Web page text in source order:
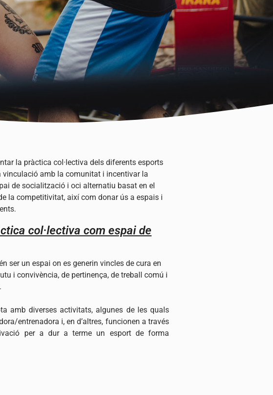
la pràctica col·lectiva dels diferents esports
vinculació amb la comunitat i incentivar la
de socialització i oci alternatiu basat en el
la competitivitat, així com donar ús a espais i
col·lectiva com espai de
ser un espai on es generin vincles de cura en
i convivència, de pertinença, de treball comú i
amb diverses activitats, algunes de les quals
entrenadora i, en d’altres, funcionen a través
per a dur a terme un esport de forma